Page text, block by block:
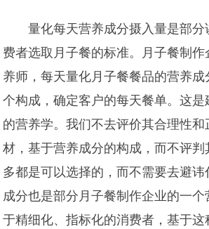
量化每天营养成分摄入量是部
费者选取月子餐的标准。月子餐制
养师，每天量化月子餐餐品的营养
个构成，确定客户的每天餐单。这
的营养学。我们不去评价其合理性和
材，基于营养成分的构成，而不评
多都是可以选择的，而不需要去避
成分也是部分月子餐制作企业的一
于精细化、指标化的消费者，基于